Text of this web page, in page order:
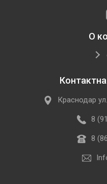
О
Краснодар
8
8